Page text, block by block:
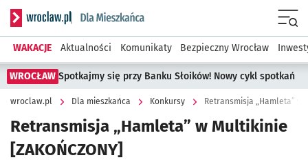
Serwis informacyjny wroclaw.pl podserwis: Dla mieszkańca
WAKACJE Aktualności Komunikaty Bezpieczny Wrocław
WROCŁAW Spotkajmy się przy Banku Słoików! Nowy cykl spotkań
wroclaw.pl Dla mieszkańca Konkursy Retransmisja „Hamleta” w
Retransmisja „Hamleta” w Multikinie
[ZAKOŃCZONY]